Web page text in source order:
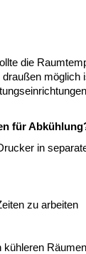
die
möglich
für
in
zu arbeiten
kühleren Räumen